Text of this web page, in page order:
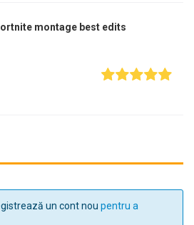
montage best edits
un cont nou pentru a